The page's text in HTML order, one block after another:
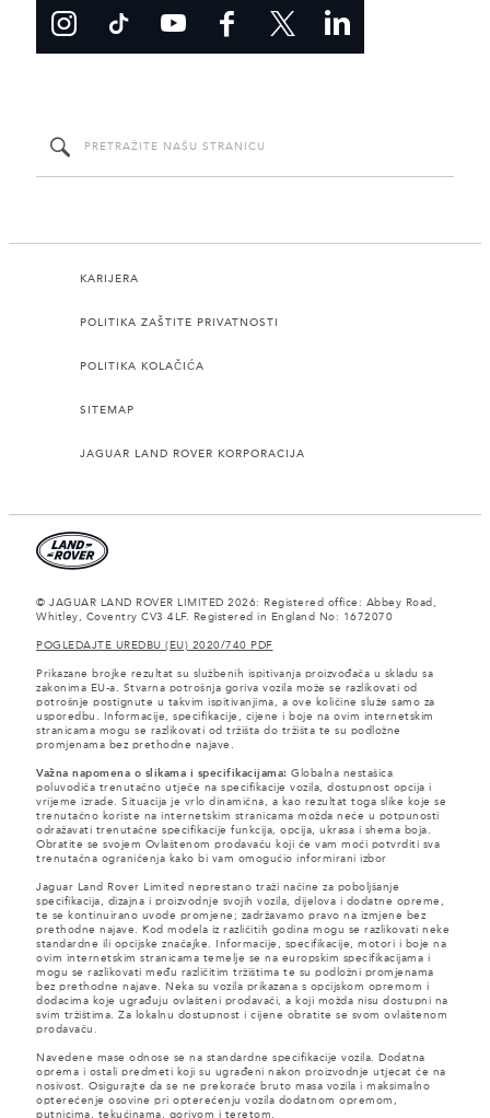
KARIJERA
POLITIKA ZAŠTITE PRIVATNOSTI
POLITIKA KOLAČIĆA
SITEMAP
JAGUAR LAND ROVER KORPORACIJA
© JAGUAR LAND ROVER LIMITED 2026: Registered office: Abbey Road,
Whitley, Coventry CV3 4LF. Registered in England No: 1672070
POGLEDAJTE UREDBU (EU) 2020/740 PDF
Prikazane brojke rezultat su službenih ispitivanja proizvođača u skladu sa
zakonima EU-a. Stvarna potrošnja goriva vozila može se razlikovati od
potrošnje postignute u takvim ispitivanjima, a ove količine služe samo za
usporedbu. Informacije, specifikacije, cijene i boje na ovim internetskim
stranicama mogu se razlikovati od tržišta do tržišta te su podložne
promjenama bez prethodne najave.
Važna napomena o slikama i specifikacijama: Globalna nestašica
poluvodiča trenutačno utječe na specifikacije vozila, dostupnost opcija i
vrijeme izrade. Situacija je vrlo dinamična, a kao rezultat toga slike koje se
trenutačno koriste na internetskim stranicama možda neće u potpunosti
odražavati trenutačne specifikacije funkcija, opcija, ukrasa i shema boja.
Obratite se svojem Ovlaštenom prodavaču koji će vam moći potvrditi sva
trenutačna ograničenja kako bi vam omogućio informirani izbor
Jaguar Land Rover Limited neprestano traži načine za poboljšanje
specifikacija, dizajna i proizvodnje svojih vozila, dijelova i dodatne opreme,
te se kontinuirano uvode promjene; zadržavamo pravo na izmjene bez
prethodne najave. Kod modela iz različitih godina mogu se razlikovati neke
standardne ili opcijske značajke. Informacije, specifikacije, motori i boje na
ovim internetskim stranicama temelje se na europskim specifikacijama i
mogu se razlikovati među različitim tržištima te su podložni promjenama
bez prethodne najave. Neka su vozila prikazana s opcijskom opremom i
dodacima koje ugrađuju ovlašteni prodavači, a koji možda nisu dostupni na
svim tržištima. Za lokalnu dostupnost i cijene obratite se svom ovlaštenom
prodavaču.
Navedene mase odnose se na standardne specifikacije vozila. Dodatna
oprema i ostali predmeti koji su ugrađeni nakon proizvodnje utjecat će na
nosivost. Osigurajte da se ne prekorače bruto masa vozila i maksimalno
opterećenje osovine pri opterećenju vozila dodatnom opremom,
putnicima, tekućinama, gorivom i teretom.